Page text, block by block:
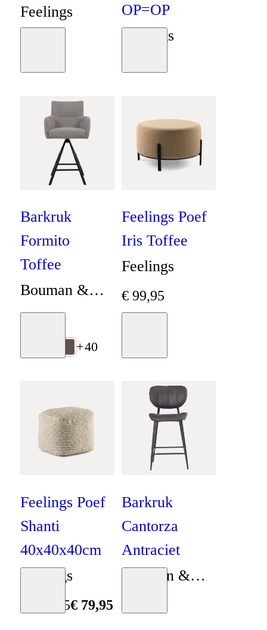
Feelings
OP=OP
Feelings
Barkruk
Formito
Toffee
Bouman &
Potter
Collectie
€
+40
Moodboard
Feelings Poef
Iris Toffee
Feelings
€ 99,95
Feelings Poef
Shanti
40x40x40cm
Feelings
95€ 79,95
Barkruk
Cantorza
Antraciet
Bouman &